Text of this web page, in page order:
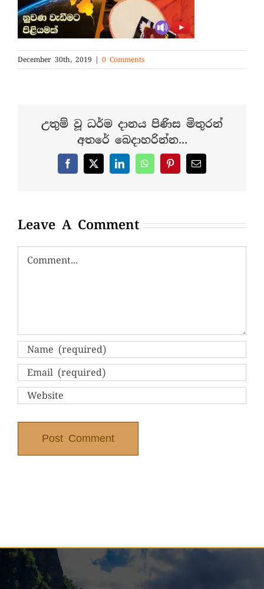
December 30th, 2019 | 0 Comments
උතුම් වූ ධර්ම දානය පිණිස මිතුරන්
අතරේ බෙදාහරින්න...
Facebook
X LinkedInWhatsAppPinterestEmail
Leave A Comment
Comment